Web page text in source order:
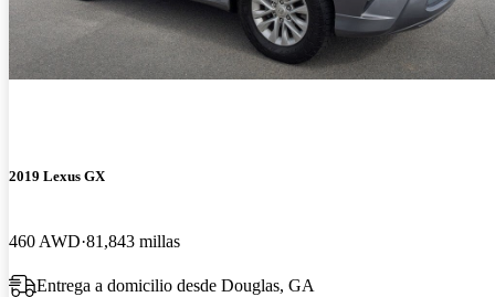
2019 Lexus GX
460 AWD 81,843 millas
Entrega a domicilio desde Douglas, GA